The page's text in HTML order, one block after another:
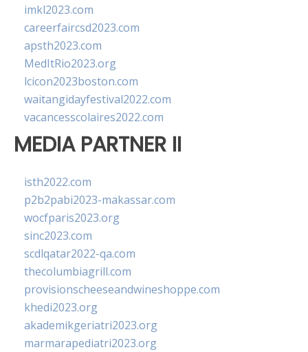
imkl2023.com
careerfaircsd2023.com
apsth2023.com
MedItRio2023.org
lcicon2023boston.com
waitangidayfestival2022.com
vacancesscolaires2022.com
MEDIA PARTNER II
isth2022.com
p2b2pabi2023-makassar.com
wocfparis2023.org
sinc2023.com
scdlqatar2022-qa.com
thecolumbiagrill.com
provisionscheeseandwineshoppe.com
khedi2023.org
akademikgeriatri2023.org
marmarapediatri2023.org